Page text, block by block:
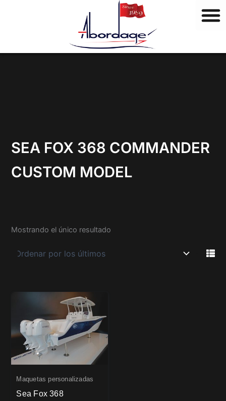
s
SEA FOX 368 COMMANDER
CUSTOM MODEL
Mostrando el único resultado
Maquetas personalizadas
Sea Fox 368